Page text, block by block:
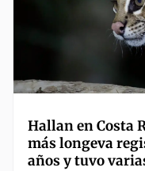
Hallan en Costa
más longeva
años y tuvo